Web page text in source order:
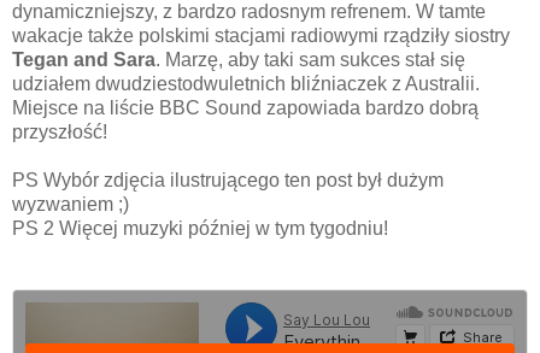
dynamiczniejszy, z bardzo radosnym refrenem. W tamte
wakacje także polskimi stacjami radiowymi rządziły siostry
Tegan and Sara. Marzę, aby taki sam sukces stał się
udziałem dwudziestodwuletnich bliźniaczek z Australii.
Miejsce na liście BBC Sound zapowiada bardzo dobrą
przyszłość!
PS Wybór zdjęcia ilustrującego ten post był dużym
wyzwaniem ;)
PS 2 Więcej muzyki później w tym tygodniu!